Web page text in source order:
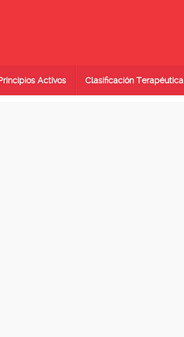
Activos Clasificación Terapéutica